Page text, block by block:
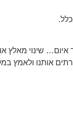
שינוי מאלץ
אותנו ולאמץ